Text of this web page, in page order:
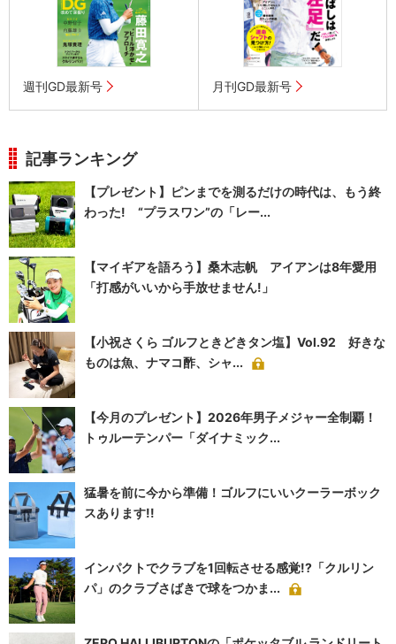
週刊GD最新号 月刊GD最新号
記事ランキング
【プレゼント】ピンまでを測るだけの時代は、もう終
わった! “プラスワン”の「レー...
【マイギアを語ろう】桑木志帆 アイアンは8年愛用
「打感がいいから手放せません!」
【小祝さくら ゴルフときどきタン塩】Vol.92 好きな
ものは魚、ナマコ酢、シャ...
【今月のプレゼント】2026年男子メジャー全制覇！
トゥルーテンパー「ダイナミック...
猛暑を前に今から準備！ゴルフにいいクーラーボック
スあります!!
インパクトでクラブを1回転させる感覚!?「クルリン
パ」のクラブさばきで球をつかま...